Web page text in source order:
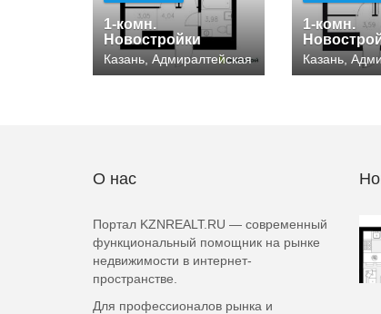
1-комн.
Новостройки
Казань, Адмиралтейская
1-комн.
Казань,
О нас
Портал KZNREALT.RU — современный
функциональный помощник на рынке
недвижимости в интернет-
пространстве.
Для профессионалов рынка и